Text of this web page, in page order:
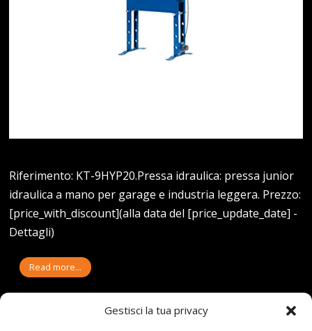
Gestisci la tua privacy
Riferimento: KT-9HYP20.Pressa idraulica: pressa junior
idraulica a mano per garage e industria leggera. Prezzo:
[price_with_discount](alla data del [price_update_date] -
Dettagli)
Read more...